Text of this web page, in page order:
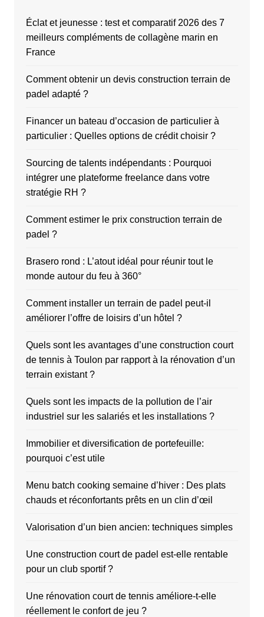
Éclat et jeunesse : test et comparatif 2026 des 7
meilleurs compléments de collagène marin en
France
Comment obtenir un devis construction terrain de
padel adapté ?
Financer un bateau d’occasion de particulier à
particulier : Quelles options de crédit choisir ?
Sourcing de talents indépendants : Pourquoi
intégrer une plateforme freelance dans votre
stratégie RH ?
Comment estimer le prix construction terrain de
padel ?
Brasero rond : L’atout idéal pour réunir tout le
monde autour du feu à 360°
Comment installer un terrain de padel peut-il
améliorer l’offre de loisirs d’un hôtel ?
Quels sont les avantages d’une construction court
de tennis à Toulon par rapport à la rénovation d’un
terrain existant ?
Quels sont les impacts de la pollution de l’air
industriel sur les salariés et les installations ?
Immobilier et diversification de portefeuille:
pourquoi c’est utile
Menu batch cooking semaine d’hiver : Des plats
chauds et réconfortants prêts en un clin d’œil
Valorisation d’un bien ancien: techniques simples
Une construction court de padel est-elle rentable
pour un club sportif ?
Une rénovation court de tennis améliore-t-elle
réellement le confort de jeu ?